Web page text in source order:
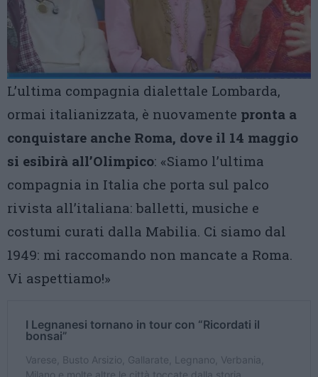
L’ultima compagnia dialettale Lombarda,
ormai italianizzata, è nuovamente pronta a
conquistare anche Roma, dove il 14 maggio
si esibirà all’Olimpico: «Siamo l’ultima
compagnia in Italia che porta sul palco
rivista all’italiana: balletti, musiche e
costumi curati dalla Mabilia. Ci siamo dal
1949: mi raccomando non mancate a Roma.
Vi aspettiamo!»